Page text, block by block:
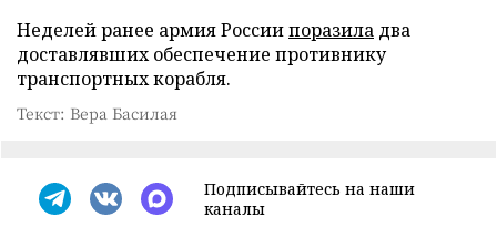
Неделей ранее армия Россиипоразила два
доставлявших обеспечение противнику
транспортных корабля.
Текст: Вера Басилая
Подписывайтесь на наши
каналы